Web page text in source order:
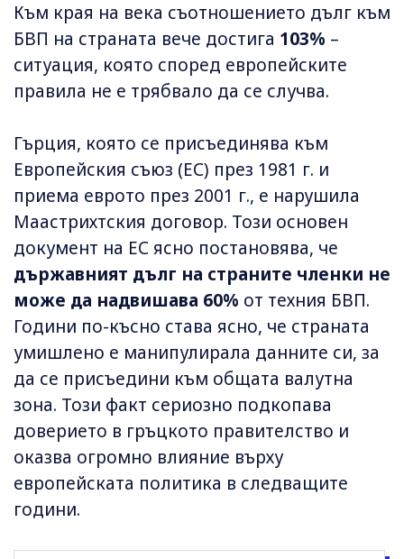
Към края на века съотношението дълг към
БВП на страната вече достига 103% –
ситуация, която според европейските
правила не е трябвало да се случва.
Гърция, която се присъединява към
Европейския съюз (ЕС) през 1981 г. и
приема еврото през 2001 г., е нарушила
Маастрихтския договор. Този основен
документ на ЕС ясно постановява, че
държавният дълг на страните членки не
може да надвишава 60% от техния БВП.
Години по-късно става ясно, че страната
умишлено е манипулирала данните си, за
да се присъедини към общата валутна
зона. Този факт сериозно подкопава
доверието в гръцкото правителство и
оказва огромно влияние върху
европейската политика в следващите
години.